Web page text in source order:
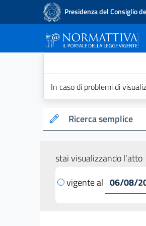
Presidenza del Consiglio
In caso di problemi di
Ricerca semplice
stai visualizzando l'atto
vigente al